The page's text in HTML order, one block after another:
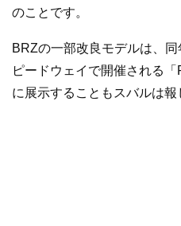
のことです。
BRZの一部改良モデルは、
ピードウェイで開催される
に展示することもスバルは報